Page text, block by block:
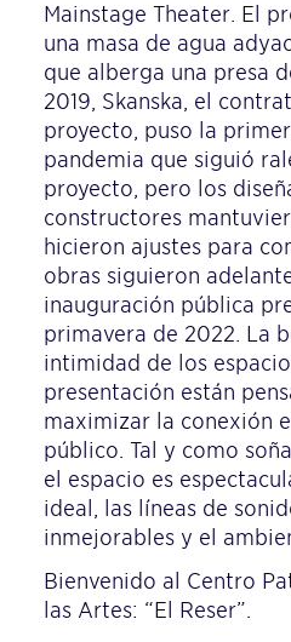
Mainstage Theater. El
una masa de agua
que alberga una presa
2019, Skanska, el
proyecto, puso la
pandemia que siguió
proyecto, pero los
constructores
hicieron ajustes para
obras siguieron
inauguración pública
primavera de 2022. La
intimidad de los
presentación están
maximizar la conexión
público. Tal y como
el espacio es
ideal, las líneas de
inmejorables y el
Bienvenido al Centro
las Artes: “El Reser”.